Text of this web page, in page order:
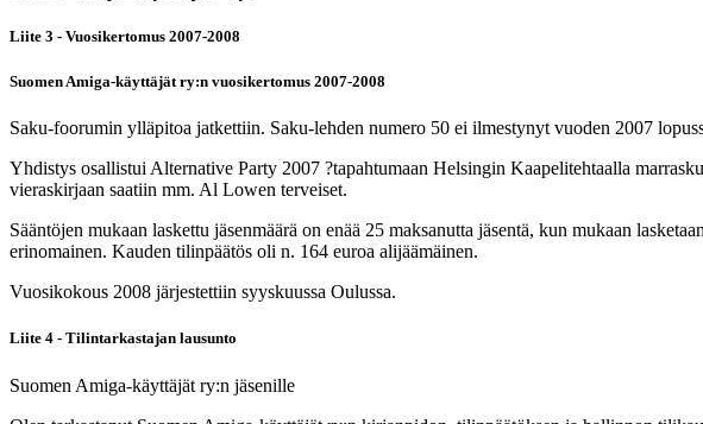
Liite 3 - Vuosikertomus 2007-2008
Suomen Amiga-käyttäjät ry:n vuosikertomus 2007-2008
Saku-foorumin ylläpitoa jatkettiin. Saku-lehden numero 50 ei ilmestynyt vuoden 2007
Yhdistys osallistui Alternative Party 2007 ?tapahtumaan Helsingin Kaapelitehtaalla
vieraskirjaan saatiin mm. Al Lowen terveiset.
Sääntöjen mukaan laskettu jäsenmäärä on enää 25 maksanutta jäsentä, kun mukaan
erinomainen. Kauden tilinpäätös oli n. 164 euroa alijäämäinen.
Vuosikokous 2008 järjestettiin syyskuussa Oulussa.
Liite 4 - Tilintarkastajan lausunto
Suomen Amiga-käyttäjät ry:n jäsenille